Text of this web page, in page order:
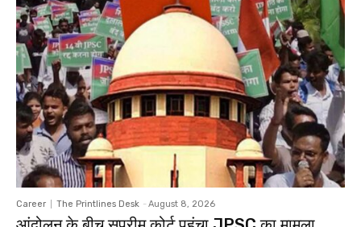
Career The Printlines Desk - August 8, 2026